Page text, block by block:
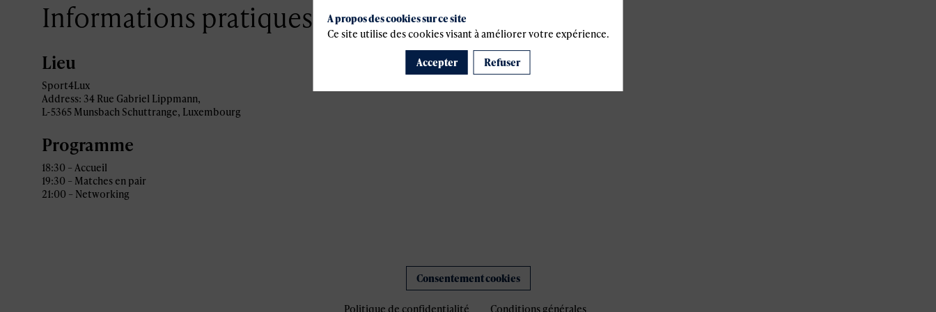
Informations pratiques
Lieu
Sport4Lux
Address: 34 Rue Gabriel Lippmann,
L-5365 Munsbach Schuttrange, Luxembourg
Programme
18:30 – Accueil
19:30 – Matches en pair
21:00 – Networking
Consentement cookies
Politique de confidentialité Conditions générales
A propos des cookies sur ce site
Ce site utilise des cookies visant à améliorer votre expérience.
Accepter Refuser